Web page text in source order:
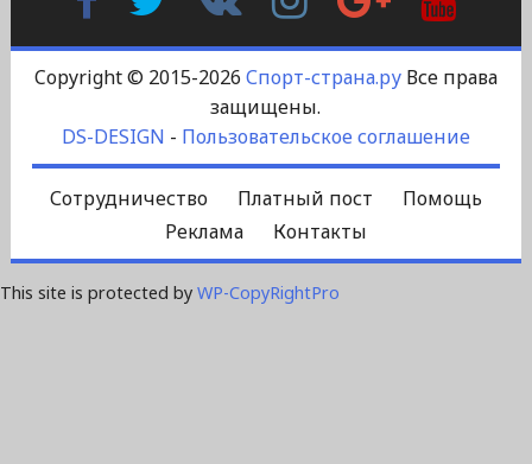
Контакте
Plus
Copyright © 2015-2026 Спорт-страна.руВсе права
защищены.
DS-DESIGN - Пользовательское соглашение
Сотрудничество Платный пост
Помощь
Реклама
Контакты
This site is protected by WP-CopyRightPro